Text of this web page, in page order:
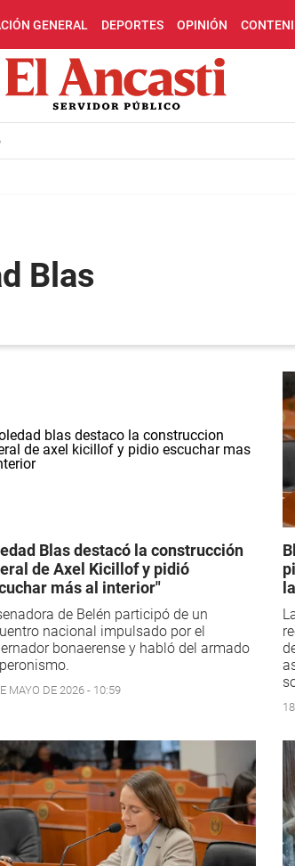
GENERAL DEPORTES OPINIÓN
Blas
Blas destacó la construcción
de Axel Kicillof y pidió
más al interior"
de Belén participó de un
nacional impulsado por el
bonaerense y habló del armado
MAYO DE 2026 - 10:59